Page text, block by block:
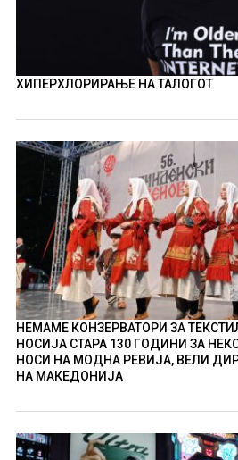
ХИПЕРХЛОРИРАЊЕ НА ТАЛОГОТ
НЕМАМЕ КОНЗЕРВАТОРИ ЗА
НОСИЈА СТАРА 130 ГОДИНИ ЗА
НОСИ НА МОДНА РЕВИЈА, ВЕЛИ
НА МАКЕДОНИЈА